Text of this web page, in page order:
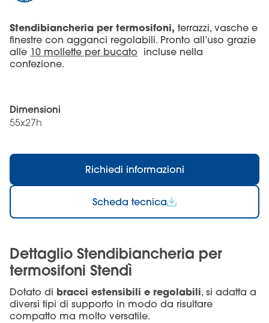
Stendibiancheria per termosifoni, terrazzi, vasche e
finestre con agganci regolabili. Pronto all’uso grazie
alle 10 mollette per bucato incluse nella
confezione.
Dimensioni
55x27h
Richiedi informazioni
Scheda tecnica
Dettaglio Stendibiancheria per
termosifoni Stendì
Dotato di bracci estensibili e regolabili, si adatta a
diversi tipi di supporto in modo da risultare
compatto ma molto versatile.